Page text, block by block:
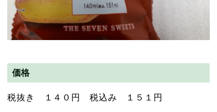
価格
税抜き １４０円 税込み １５１円